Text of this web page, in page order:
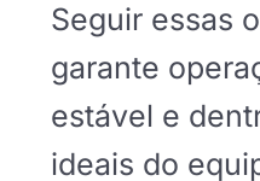
Seguir essas
garante
estável e
ideais do